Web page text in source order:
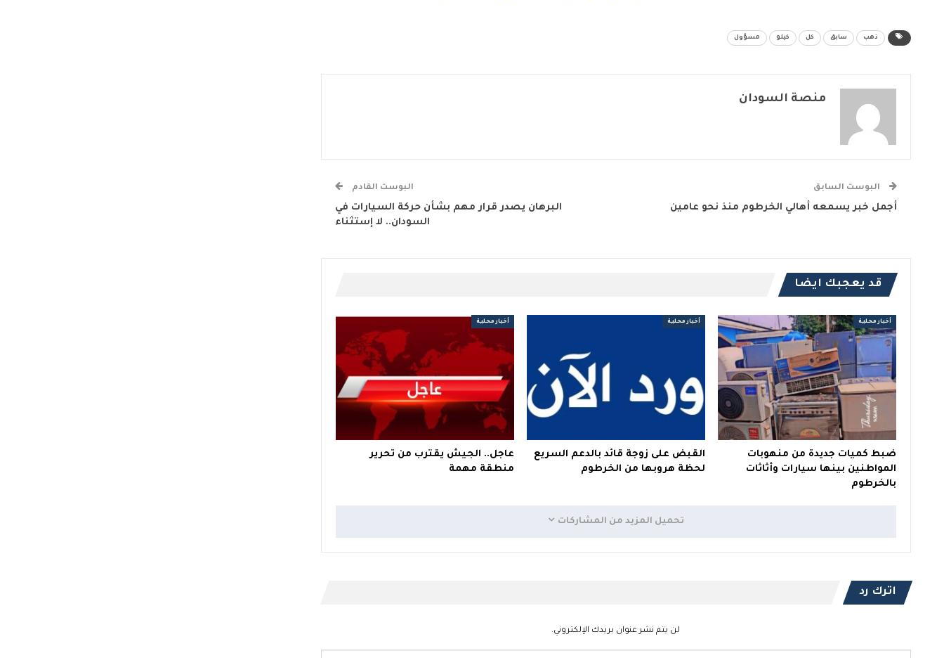
ذهب سابق كل كيلو مسؤول
منصة السودان
البوست السابق
أجمل خبر يسمعه أهالي الخرطوم منذ نحو عامين
البوست القادم
البرهان يصدر قرار مهم بشأن حركة السيارات في
السودان.. لا إستثناء
قد يعجبك ايضا
أخبار محلية
ضبط كميات جديدة من منهوبات
المواطنين بينها سيارات وأثاثات
بالخرطوم
أخبار محلية
القبض على زوجة قائد بالدعم السريع
لحظة هروبها من الخرطوم
أخبار محلية
عاجل.. الجيش يقترب من تحرير
منطقة مهمة
تحميل المزيد من المشاركات
اترك رد
لن يتم نشر عنوان بريدك الإلكتروني.